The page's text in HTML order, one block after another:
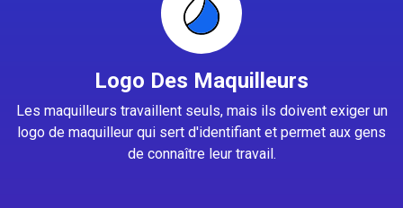
Logo Des Maquilleurs
Les maquilleurs travaillent seuls, mais ils doivent exiger un
logo de maquilleur qui sert d'identifiant et permet aux gens
de connaître leur travail.